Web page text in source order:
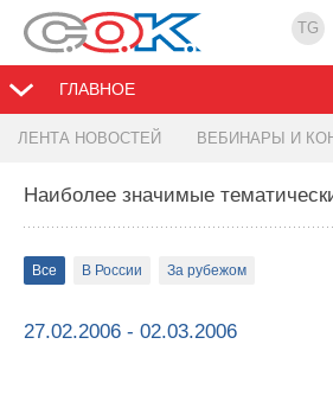
TG
ГЛАВНОЕ
ЛЕНТА НОВОСТЕЙ ВЕБИНАРЫ И
Наиболее значимые
Все В России За рубежом
27.02.2006 - 02.03.2006